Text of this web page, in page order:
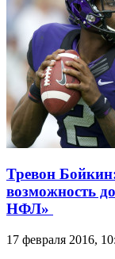
Тревон
возможность
НФЛ»
17 февраля 2016,